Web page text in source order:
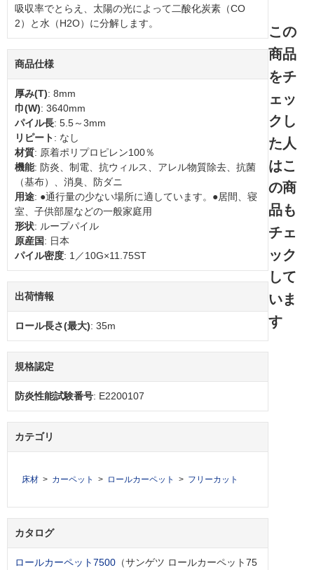
吸収率でとらえ、太陽の光によって二酸化炭素（CO
2）と水（H2O）に分解します。
商品仕様
厚み(T): 8mm
巾(W): 3640mm
パイル長: 5.5～3mm
リピート: なし
材質: 原着ポリプロピレン100％
機能: 防炎、制電、抗ウィルス、アレル物質除去、抗菌
（基布）、消臭、防ダニ
用途: ●通行量の少ない場所に適しています。●居間、寝
室、子供部屋などの一般家庭用
形状: ループパイル
原産国: 日本
パイル密度: 1／10G×11.75ST
出荷情報
ロール長さ(最大): 35m
規格認定
防炎性能試験番号: E2200107
カテゴリ
床材 カーペット ロールカーペット フリーカット
カタログ
ロールカーペット7500 （サンゲツ ロールカーペット75
この
商品
をチ
ェッ
クし
た人
はこ
の商
品も
チェ
ック
して
いま
す